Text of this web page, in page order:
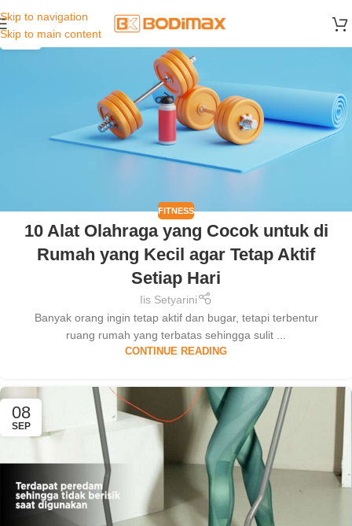
Skip to navigation
Skip to main content
31
DEC
FITNESS
10 Alat Olahraga yang Cocok untuk di
Rumah yang Kecil agar Tetap Aktif
Setiap Hari
Iis Setyarini
Banyak orang ingin tetap aktif dan bugar, tetapi terbentur
ruang rumah yang terbatas sehingga sulit ...
CONTINUE READING
08
SEP